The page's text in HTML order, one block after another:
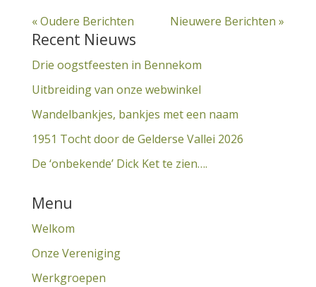
« Oudere Berichten Nieuwere Berichten »
Recent Nieuws
Drie oogstfeesten in Bennekom
Uitbreiding van onze webwinkel
Wandelbankjes, bankjes met een naam
1951 Tocht door de Gelderse Vallei 2026
De ‘onbekende’ Dick Ket te zien….
Menu
Welkom
Onze Vereniging
Werkgroepen